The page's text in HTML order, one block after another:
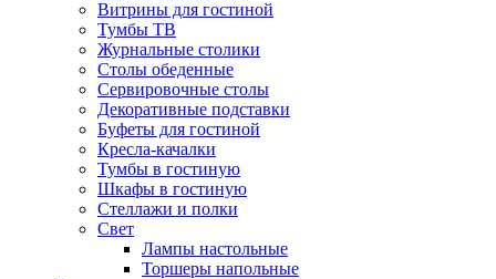
Витрины для гостиной
Тумбы ТВ
Журнальные столики
Столы обеденные
Сервировочные столы
Декоративные подставки
Буфеты для гостиной
Кресла-качалки
Тумбы в гостиную
Шкафы в гостиную
Стеллажи и полки
Свет
Лампы настольные
Торшеры напольные